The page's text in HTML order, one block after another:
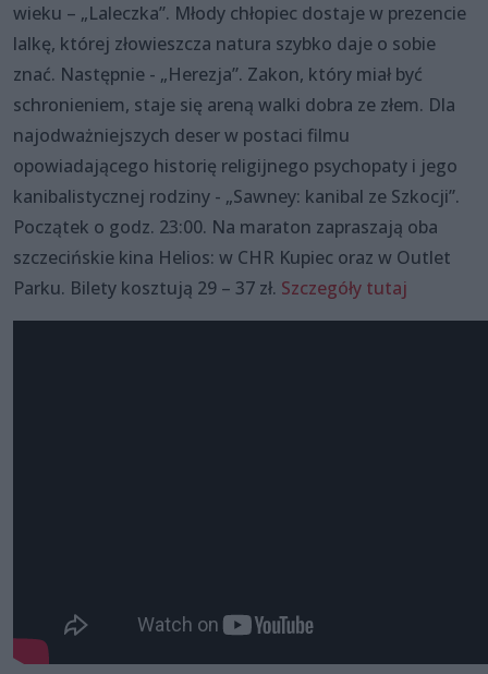
wieku – „Laleczka”. Młody chłopiec dostaje w prezencie
lalkę, której złowieszcza natura szybko daje o sobie
znać. Następnie - „Herezja”. Zakon, który miał być
schronieniem, staje się areną walki dobra ze złem. Dla
najodważniejszych deser w postaci filmu
opowiadającego historię religijnego psychopaty i jego
kanibalistycznej rodziny - „Sawney: kanibal ze Szkocji”.
Początek o godz. 23:00. Na maraton zapraszają oba
szczecińskie kina Helios: w CHR Kupiec oraz w Outlet
Parku. Bilety kosztują 29 – 37 zł. Szczegóły tutaj